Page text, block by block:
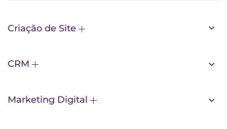
Criação de Site
CRM
Marketing Digital